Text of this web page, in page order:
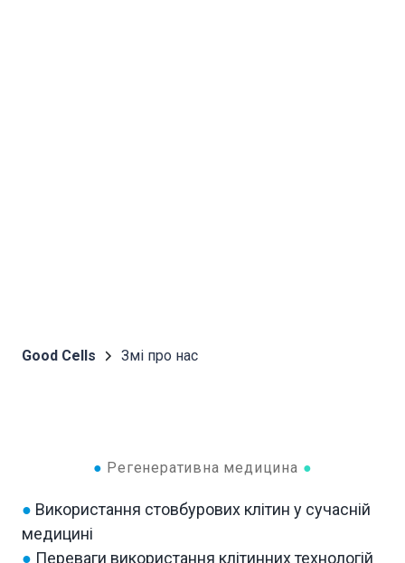
Good Cells Змі про нас
● Регенеративна медицина ●
● Використання стовбурових клітин у сучасній
медицині
● Переваги використання клітинних технологій